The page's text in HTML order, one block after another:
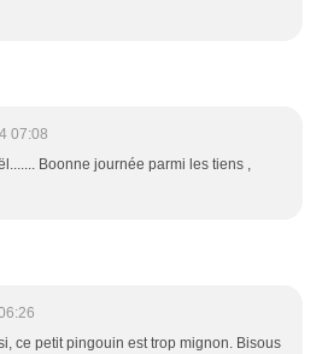
07:08
Boonne journée parmi les tiens ,
ce petit pingouin est trop mignon. Bisous